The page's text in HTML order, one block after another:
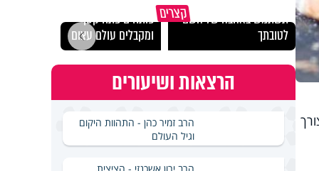
קצריםתשתמש באהבה של השם
לטובתך
פותחים פתח קטן -
ומקבלים עולם עצום
הרצאות ושיעורים
הרב זמיר כהן - התהוות היקום
וגיל העולם